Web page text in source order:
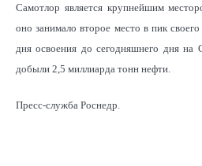
Самотлор является крупнейшим
оно занимало второе место в пик
дня освоения до сегодняшнего дня на
добыли 2,5 миллиарда тонн нефти.
Пресс-служба Роснедр.